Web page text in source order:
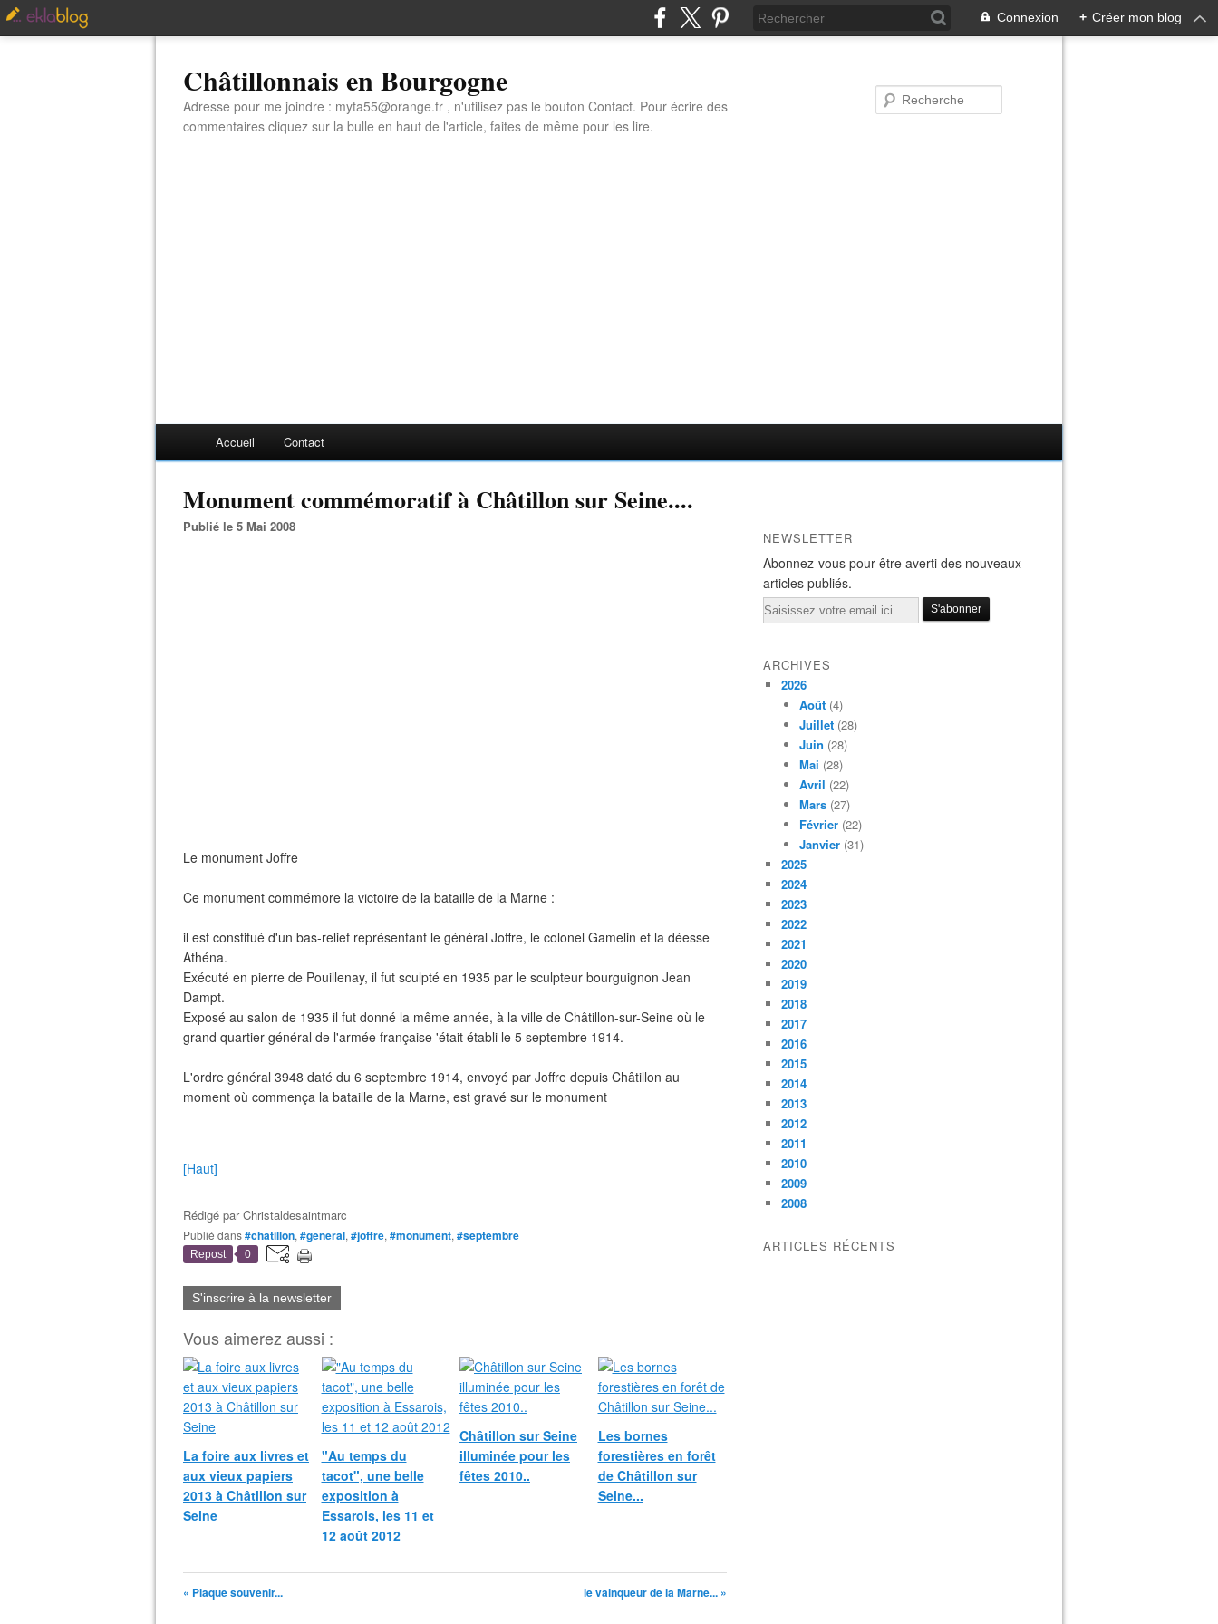
Connexion + Créer mon blog
Châtillonnais en Bourgogne
Adresse pour me joindre : myta55@orange.fr , n'utilisez pas le bouton Contact. Pour écrire des
commentaires cliquez sur la bulle en haut de l'article, faites de même pour les lire.
Accueil Contact
Monument commémoratif à Châtillon sur Seine....
Publié le 5 Mai 2008
Le monument Joffre
Ce monument commémore la victoire de la bataille de la Marne :
il est constitué d'un bas-relief représentant le général Joffre, le colonel Gamelin et la déesse
Athéna.
Exécuté en pierre de Pouillenay, il fut sculpté en 1935 par le sculpteur bourguignon Jean
Dampt.
Exposé au salon de 1935 il fut donné la même année, à la ville de Châtillon-sur-Seine où le
grand quartier général de l'armée française 'était établi le 5 septembre 1914.
L'ordre général 3948 daté du 6 septembre 1914, envoyé par Joffre depuis Châtillon au
moment où commença la bataille de la Marne, est gravé sur le monument
[Haut]
Rédigé parChristaldesaintmarc
Publié dans#chatillon, #general, #joffre, #monument, #septembre
Repost 0
S'inscrire à la newsletter
Vous aimerez aussi :
La foire aux livres et
aux vieux papiers
2013 à Châtillon sur
Seine
"Au temps du
tacot", une belle
exposition à
Essarois, les 11 et
12 août 2012
Châtillon sur Seine
illuminée pour les
fêtes 2010..
Les bornes
forestières en forêt
de Châtillon sur
Seine...
« Plaque souvenir... le vainqueur de la Marne... »
NEWSLETTER
Abonnez-vous pour être averti des nouveaux
articles publiés.
Email
ARCHIVES
2026
Août (4)
Juillet (28)
Juin (28)
Mai (28)
Avril (22)
Mars (27)
Février (22)
Janvier (31)
2025
2024
2023
2022
2021
2020
2019
2018
2017
2016
2015
2014
2013
2012
2011
2010
2009
2008
ARTICLES RÉCENTS